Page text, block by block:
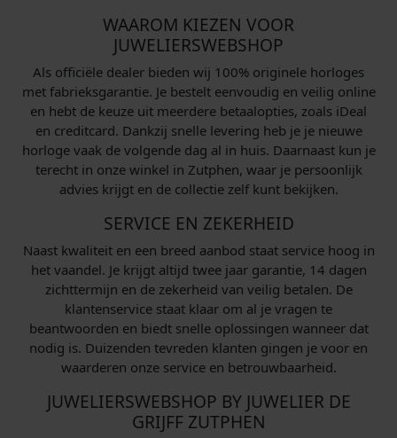
WAAROM KIEZEN VOOR
JUWELIERSWEBSHOP
Als officiële dealer bieden wij 100% originele horloges
met fabrieksgarantie. Je bestelt eenvoudig en veilig online
en hebt de keuze uit meerdere betaalopties, zoals iDeal
en creditcard. Dankzij snelle levering heb je je nieuwe
horloge vaak de volgende dag al in huis. Daarnaast kun je
terecht in onze winkel in Zutphen, waar je persoonlijk
advies krijgt en de collectie zelf kunt bekijken.
SERVICE EN ZEKERHEID
Naast kwaliteit en een breed aanbod staat service hoog in
het vaandel. Je krijgt altijd twee jaar garantie, 14 dagen
zichttermijn en de zekerheid van veilig betalen. De
klantenservice staat klaar om al je vragen te
beantwoorden en biedt snelle oplossingen wanneer dat
nodig is. Duizenden tevreden klanten gingen je voor en
waarderen onze service en betrouwbaarheid.
JUWELIERSWEBSHOP BY JUWELIER DE
GRIJFF ZUTPHEN